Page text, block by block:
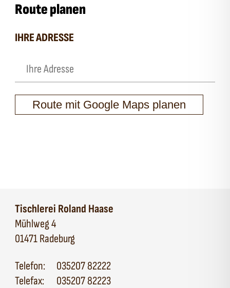
Route planen
IHRE ADRESSE
Route mit Google Maps planen
Tischlerei Roland Haase
Mühlweg 4
01471 Radeburg
Telefon:
035207 82222
Telefax:
035207 82223